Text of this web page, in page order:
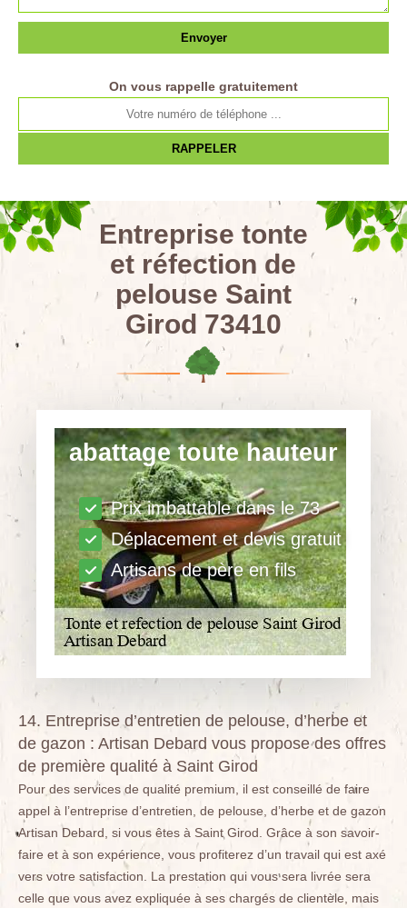
abattage toute hauteur
Prix imbattable dans le 73
Déplacement et devis gratuit
Artisans de père en fils
On vous rappelle gratuitement
Entreprise tonte
et réfection de
pelouse Saint
Girod 73410
14. Entreprise d’entretien de pelouse, d’herbe et
de gazon : Artisan Debard vous propose des offres
de première qualité à Saint Girod
Pour des services de qualité premium, il est conseillé de faire
appel à l’entreprise d’entretien, de pelouse, d’herbe et de gazon
Artisan Debard, si vous êtes à Saint Girod. Grâce à son savoir-
faire et à son expérience, vous profiterez d’un travail qui est axé
vers votre satisfaction. La prestation qui vous sera livrée sera
celle que vous avez expliquée à ses chargés de clientèle, mais